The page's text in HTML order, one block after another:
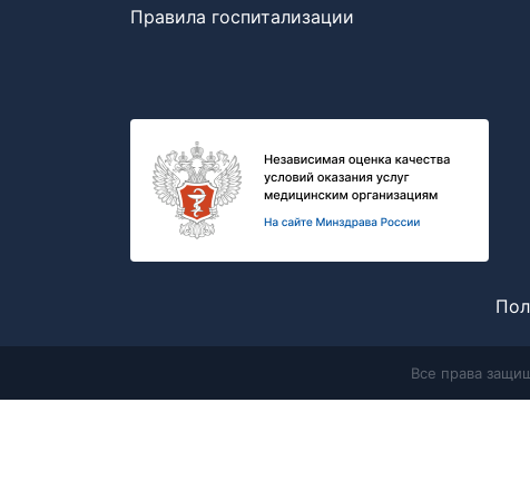
Правила госпитализации
Все права